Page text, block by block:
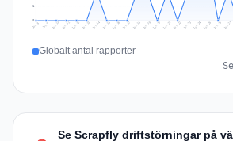
1
Jul 8 Jul 9 Jul 10 Jul 11 Jul 12 Jul 13 Jul 14 Jul 15 Jul 16 Jul 17 Jul 18 Jul 19 Jul 20 Jul 21 Jul 22 Jul 23 Jul 24 Jul 25 Jul 26 Jul 27
Globalt antal rapporter
Se Scrapfly driftstörningar på